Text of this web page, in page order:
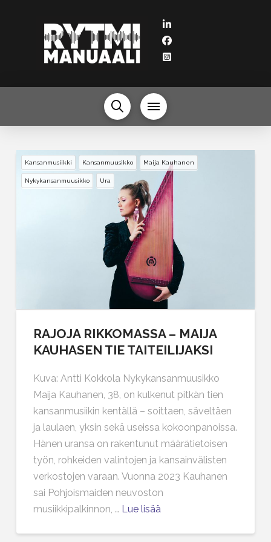
RAJOJA RIKKOMASSA – MAIJA
KAUHASEN TIE TAITEILIJAKSI
Kuva: Antti Kokkola Nykykansanmuusikko
Maija Kauhanen, 38, on kulkenut pitkän tien
kansanmusiikin kentällä – soittaen, säveltäen
ja laulaen, yksin sekä useissa kokoonpanoissa.
Hänen uransa on rakentunut määrätietoisen
työn, rohkeiden valintojen ja kansainvälisten
verkostojen varaan. Vuonna 2023 Kauhanen
sai Pohjoismaiden neuvoston
musiikkipalkinnon, … Lue lisää
Kansanmusiikki Kansanmuusikko Maija Kauhanen
Nykykansanmuusikko Ura